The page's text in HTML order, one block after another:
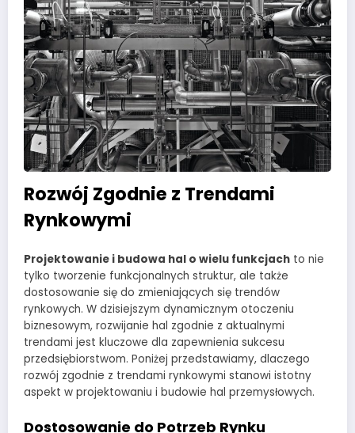
Rozwój Zgodnie z Trendami
Rynkowymi
Projektowanie i budowa hal o wielu funkcjach to nie
tylko tworzenie funkcjonalnych struktur, ale także
dostosowanie się do zmieniających się trendów
rynkowych. W dzisiejszym dynamicznym otoczeniu
biznesowym, rozwijanie hal zgodnie z aktualnymi
trendami jest kluczowe dla zapewnienia sukcesu
przedsiębiorstwom. Poniżej przedstawiamy, dlaczego
rozwój zgodnie z trendami rynkowymi stanowi istotny
aspekt w projektowaniu i budowie hal przemysłowych.
Dostosowanie do Potrzeb Rynku